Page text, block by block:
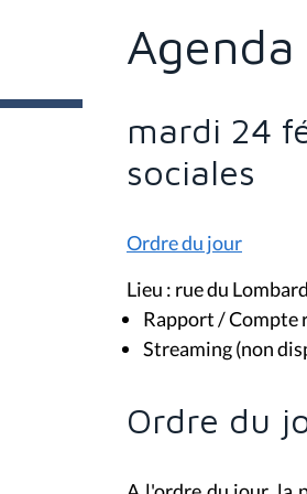
e
s
Agenda
mardi 24
sociales
Ordre du jour
Lieu : rue du
Rapport / Compte
Streaming (non
Ordre du